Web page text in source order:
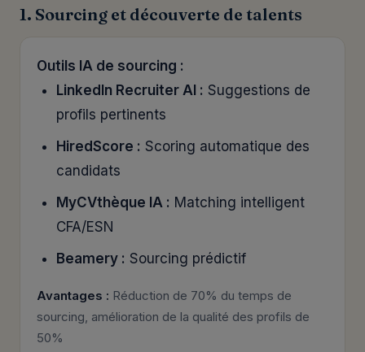
1. Sourcing et découverte de talents
Outils IA de sourcing :
LinkedIn Recruiter AI : Suggestions de
profils pertinents
HiredScore : Scoring automatique des
candidats
MyCVthèque IA : Matching intelligent
CFA/ESN
Beamery : Sourcing prédictif
Avantages : Réduction de 70% du temps de
sourcing, amélioration de la qualité des profils de
50%